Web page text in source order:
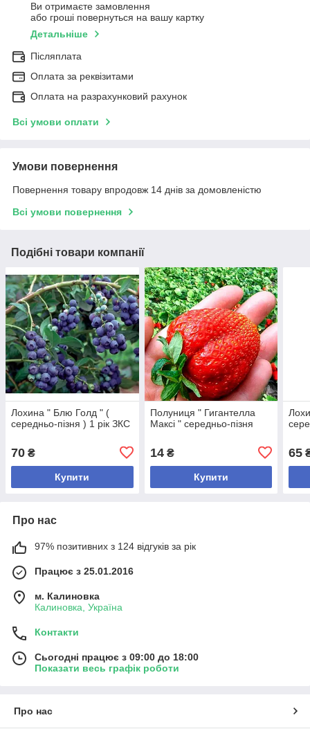
Ви отримаєте замовлення
або гроші повернуться на вашу картку
Детальніше
Післяплата
Оплата за реквізитами
Оплата на разрахунковий рахунок
Всі умови оплати
Умови повернення
Повернення товару впродовж 14 днів за домовленістю
Всі умови повернення
Подібні товари компанії
Лохина " Блю Голд " (
середньо-пізня ) 1 рік ЗКС
70 ₴
Купити
Полуниця " Гигантелла
Максі " середньо-пізня
14₴
Купити
65
Про нас
97% позитивних з 124 відгуків за рік
Працює з 25.01.2016
м. Калиновка
Калиновка, Україна
Контакти
Сьогодні працює з 09:00 до 18:00
Показати весь графік роботи
Про нас